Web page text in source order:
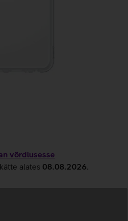
võrdlusesse
alates 08.08.2026